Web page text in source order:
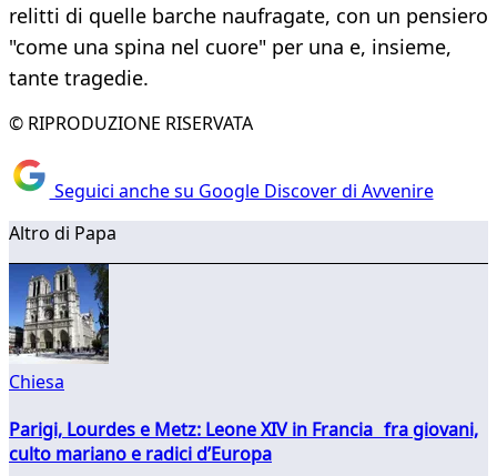
relitti di quelle barche naufragate, con un pensiero
"come una spina nel cuore" per una e, insieme,
tante tragedie.
© RIPRODUZIONE RISERVATA
Seguici anche su Google Discover di Avvenire
Altro di Papa
Chiesa
Parigi, Lourdes e Metz: Leone XIV in Francia fra giovani,
culto mariano e radici d’Europa